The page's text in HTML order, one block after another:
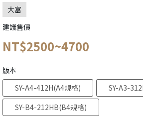
大富
建議售價
NT$2500~4700
版本
SY-A4-412H(A4規格)
SY-A3-
SY-B4-212HB(B4規格)